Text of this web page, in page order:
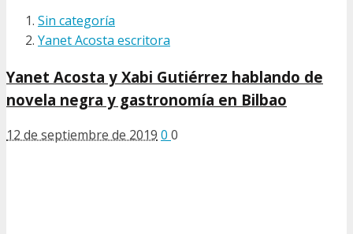
Sin categoría
Yanet Acosta escritora
Yanet Acosta y Xabi Gutiérrez hablando de
novela negra y gastronomía en Bilbao
12 de septiembre de 2019 0 0